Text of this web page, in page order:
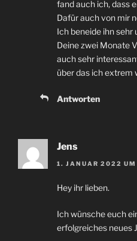
fand auch ich, dass
Dafür auch von mir
Ich beneide ihn
Deine zwei Monate
auch sehr
über das ich extrem
Antworten
Jens
1. JANUAR 2022 UM
Hey ihr lieben.
Ich wünsche euch
erfolgreiches neues